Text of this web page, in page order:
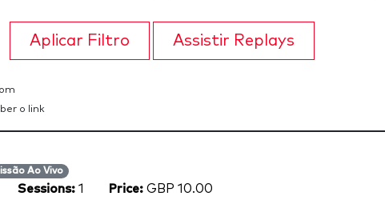
Aplicar Filtro Assistir Replays
o link
Ao Vivo
Sessions: 1 Price: GBP 10.00